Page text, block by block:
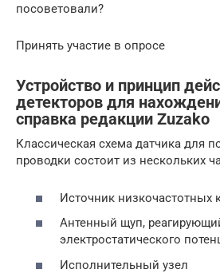
посоветовали?
Принять участие в опросе
Устройство и принцип
детекторов для
справка редакции Zuzako
Классическая схема датчика для
проводки состоит из нескольких
Источник низкочастотных
Антенный щуп,
электростатического
Исполнительный узел